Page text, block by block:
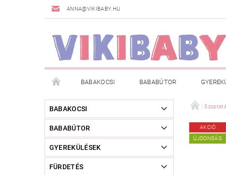
ANNA@VIKIBABY.HU
BABAKOCSI BABABÚTOR
DOGSPACE AKCIÓS TERMÉKEINK
TÖRZSVÁSÁRLÓI PROGRAM RÓLUNK A
BABAKOCSI
BABABÚTOR
GYEREKÜLÉSEK
FÜRDETÉS
AKCIÓ
ÚJDONSÁG